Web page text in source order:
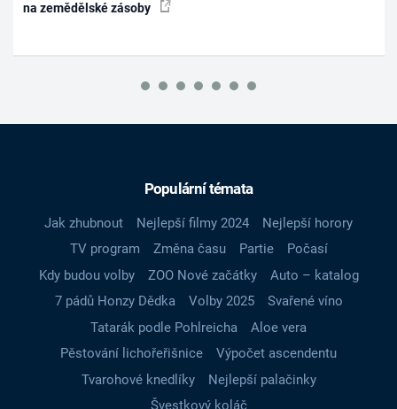
na zemědělské zásoby
Populární témata
Jak zhubnout Nejlepší filmy 2024
Nejlepší horory
TV program
Změna času Partie
Počasí
Kdy budou volby
ZOO Nové začátky
Auto – katalog
7 pádů Honzy Dědka
Volby 2025
Svařené víno
Tatarák podle Pohlreicha
Aloe vera
Pěstování lichořeřišnice
Výpočet ascendentu
Tvarohové knedlíky
Nejlepší palačinky
Švestkový koláč